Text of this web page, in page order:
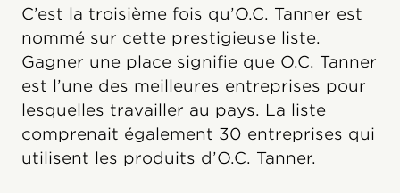
C’est la troisième fois qu’O.C. Tanner est
nommé sur cette prestigieuse liste.
Gagner une place signifie que O.C. Tanner
est l’une des meilleures entreprises pour
lesquelles travailler au pays. La liste
comprenait également 30 entreprises qui
utilisent les produits d’O.C. Tanner.